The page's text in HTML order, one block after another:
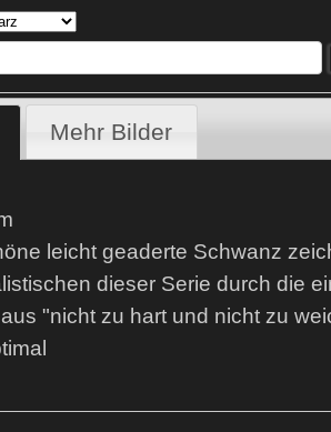
Mehr Bilder
leicht geaderte Schwanz
dieser Serie durch die
"nicht zu hart und nicht zu